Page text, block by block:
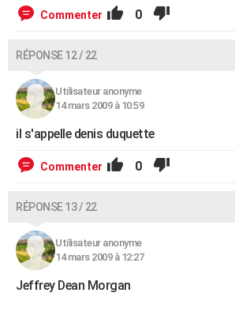
Commenter 0
RÉPONSE 12 / 22
Utilisateur anonyme
14 mars 2009 à 10:59
il s'appelle denis duquette
Commenter 0
RÉPONSE 13 / 22
Utilisateur anonyme
14 mars 2009 à 12:27
Jeffrey Dean Morgan